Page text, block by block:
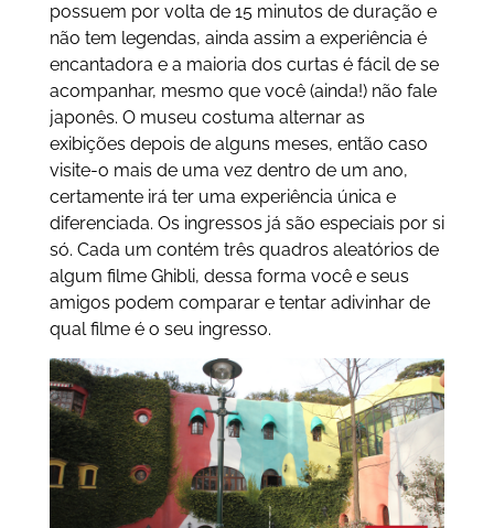
possuem por volta de 15 minutos de duração e
não tem legendas, ainda assim a experiência é
encantadora e a maioria dos curtas é fácil de se
acompanhar, mesmo que você (ainda!) não fale
japonês. O museu costuma alternar as
exibições depois de alguns meses, então caso
visite-o mais de uma vez dentro de um ano,
certamente irá ter uma experiência única e
diferenciada. Os ingressos já são especiais por si
só. Cada um contém três quadros aleatórios de
algum filme Ghibli, dessa forma você e seus
amigos podem comparar e tentar adivinhar de
qual filme é o seu ingresso.